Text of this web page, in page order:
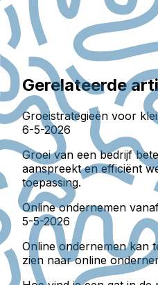
Gerelateerde
Groeistrategieën voor
6-5-2026
Groei van een bedrijf
aanspreekt en efficiënt
toepassing.
Online ondernemen
5-5-2026
Online ondernemen kan
zien naar online